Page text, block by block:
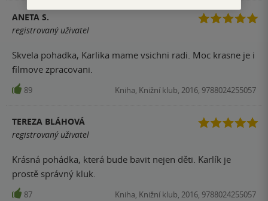
ANETA S.
registrovaný uživatel
Skvela pohadka, Karlika mame vsichni radi. Moc krasne je i
filmove zpracovani.
89 Kniha, Knižní klub, 2016, 9788024255057
TEREZA BLÁHOVÁ
registrovaný uživatel
Krásná pohádka, která bude bavit nejen děti. Karlík je
prostě správný kluk.
87 Kniha, Knižní klub, 2016, 9788024255057